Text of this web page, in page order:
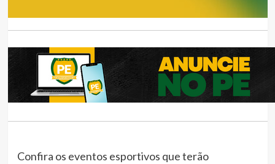
Confira os eventos esportivos que terão